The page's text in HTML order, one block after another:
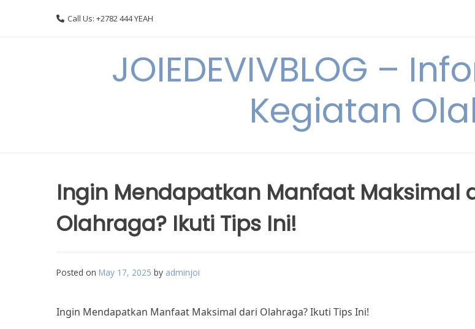
Call Us: +2782 444 YEAH
JOIEDEVIVBLOG –
Kegiatan
Ingin Mendapatkan Manfaat Maksimal
Olahraga? Ikuti Tips Ini!
Posted on May 17, 2025 by adminjoi
Ingin Mendapatkan Manfaat Maksimal dari Olahraga? Ikuti Tips Ini!